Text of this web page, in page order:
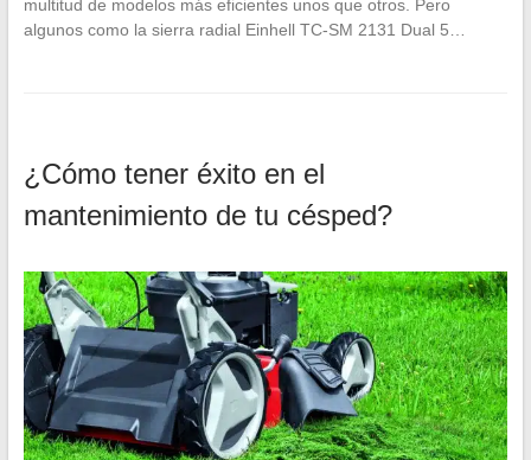
multitud de modelos más eficientes unos que otros. Pero
algunos como la sierra radial Einhell TC-SM 2131 Dual 5…
¿Cómo tener éxito en el
mantenimiento de tu césped?